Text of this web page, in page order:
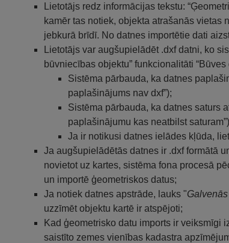
Lietotājs redz informācijas tekstu:
kamēr tas notiek, objekta atrašanās vietas
jebkurā brīdī. No datnes importētie dati
Lietotājs var augšupielādēt .dxf datni, ko
būvniecības objektu” funkcionalitāti “Būves
Sistēma pārbauda, ka datnes
paplašinājums nav dxf”);
Sistēma pārbauda, ka datnes saturs
paplašinājumu kas neatbilst
Ja ir notikusi datnes ielādes kļūda,
Ja augšupielādētās datnes ir .dxf formātā
novietot uz kartes, sistēma fona procesā
un importē ģeometriskos datus;
Ja notiek datnes apstrāde, lauks "
uzzīmēt objektu kartē ir atspējoti;
Kad ģeometrisko datu imports ir veiksmīgi
saistīto zemes vienības kadastra